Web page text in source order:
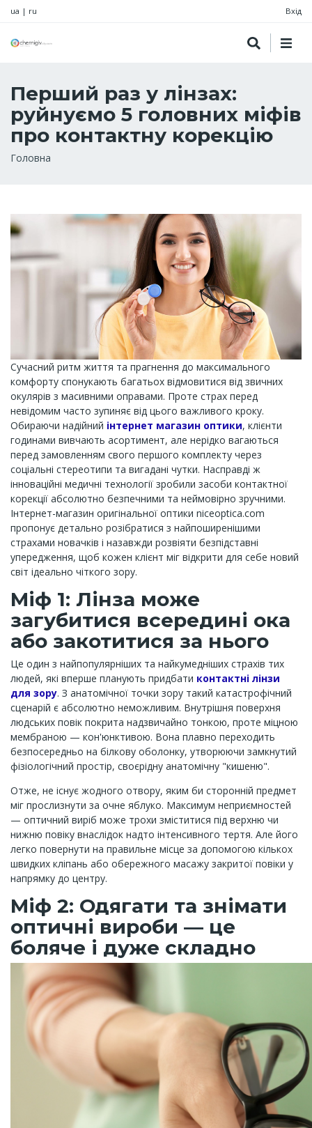
ua | ru Вхід
Перший раз у лінзах:
руйнуємо 5 головних міфів
про контактну корекцію
Рядок
Головна
Сучасний ритм життя та прагнення до максимального
комфорту спонукають багатьох відмовитися від звичних
окулярів з масивними оправами. Проте страх перед
невідомим часто зупиняє від цього важливого кроку.
Обираючи надійний інтернет магазин оптики, клієнти
годинами вивчають асортимент, але нерідко вагаються
перед замовленням свого першого комплекту через
соціальні стереотипи та вигадані чутки. Насправді ж
інноваційні медичні технології зробили засоби контактної
корекції абсолютно безпечними та неймовірно зручними.
Інтернет-магазин оригінальної оптики niceoptica.com
пропонує детально розібратися з найпоширенішими
страхами новачків і назавжди розвіяти безпідставні
упередження, щоб кожен клієнт міг відкрити для себе новий
світ ідеально чіткого зору.
Міф 1: Лінза може
загубитися всередині ока
або закотитися за нього
Це один з найпопулярніших та найкумедніших страхів тих
людей, які вперше планують придбати контактні лінзи
для зору. З анатомічної точки зору такий катастрофічний
сценарій є абсолютно неможливим. Внутрішня поверхня
людських повік покрита надзвичайно тонкою, проте міцною
мембраною — кон'юнктивою. Вона плавно переходить
безпосередньо на білкову оболонку, утворюючи замкнутий
фізіологічний простір, своєрідну анатомічну "кишеню".
Отже, не існує жодного отвору, яким би сторонній предмет
міг прослизнути за очне яблуко. Максимум неприємностей
— оптичний виріб може трохи зміститися під верхню чи
нижню повіку внаслідок надто інтенсивного тертя. Але його
легко повернути на правильне місце за допомогою кількох
швидких кліпань або обережного масажу закритої повіки у
напрямку до центру.
Міф 2: Одягати та знімати
оптичні вироби — це
боляче і дуже складно